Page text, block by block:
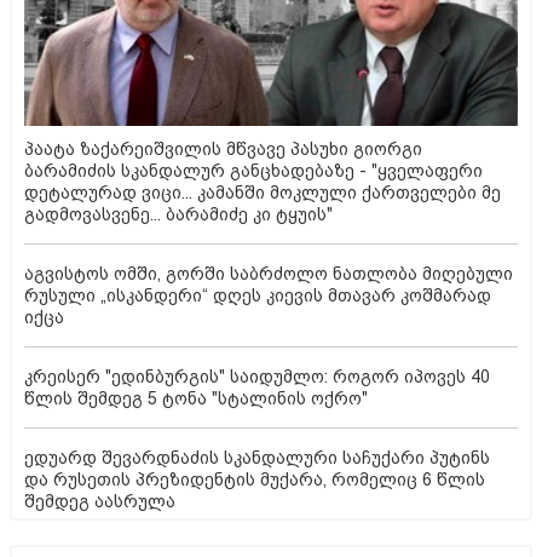
პაატა ზაქარეიშვილის მწვავე პასუხი გიორგი
ბარამიძის სკანდალურ განცხადებაზე - "ყველაფერი
დეტალურად ვიცი... კამანში მოკლული ქართველები მე
გადმოვასვენე... ბარამიძე კი ტყუის"
აგვისტოს ომში, გორში საბრძოლო ნათლობა მიღებული
რუსული „ისკანდერი“ დღეს კიევის მთავარ კოშმარად
იქცა
კრეისერ "ედინბურგის" საიდუმლო: როგორ იპოვეს 40
წლის შემდეგ 5 ტონა "სტალინის ოქრო"
ედუარდ შევარდნაძის სკანდალური საჩუქარი პუტინს
და რუსეთის პრეზიდენტის მუქარა, რომელიც 6 წლის
შემდეგ აასრულა